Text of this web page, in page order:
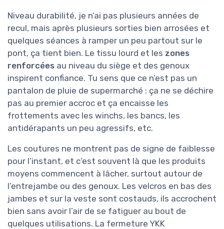
Niveau durabilité, je n’ai pas plusieurs années de
recul, mais après plusieurs sorties bien arrosées et
quelques séances à ramper un peu partout sur le
pont, ça tient bien. Le tissu lourd et les zones
renforcées au niveau du siège et des genoux
inspirent confiance. Tu sens que ce n’est pas un
pantalon de pluie de supermarché : ça ne se déchire
pas au premier accroc et ça encaisse les
frottements avec les winchs, les bancs, les
antidérapants un peu agressifs, etc.
Les coutures ne montrent pas de signe de faiblesse
pour l’instant, et c’est souvent là que les produits
moyens commencent à lâcher, surtout autour de
l’entrejambe ou des genoux. Les velcros en bas des
jambes et sur la veste sont costauds, ils accrochent
bien sans avoir l’air de se fatiguer au bout de
quelques utilisations. La fermeture YKK